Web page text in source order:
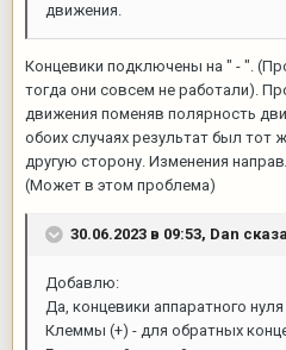
движения.
Концевики подключены на " - ".
тогда они совсем не работали).
движения поменяв полярность
обоих случаях результат был тот
другую сторону. Изменения
(Может в этом проблема)
30.06.2023 в 09:53, Dan
Добавлю:
Да, концевики аппаратного
Клеммы (+) - для обратных